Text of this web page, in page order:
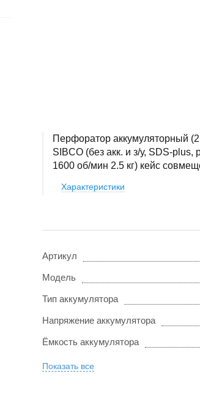
Перфоратор аккумуляторный
SIBCO (без акк. и з/у, SDS-
1600 об/мин 2.5 кг) кейс
Характеристики
Артикул
Модель
Тип аккумулятора
Напряжение аккумулятора
Ёмкость аккумулятора
Показать все